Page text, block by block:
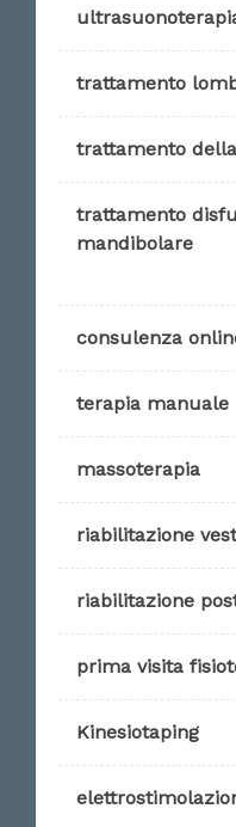
trattamento
trattamento
trattamento
mandibolare
consulenza
terapia manuale
massoterapia
riabilitazione
riabilitazione
prima visita
Kinesiotaping